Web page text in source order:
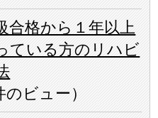
合格から１年以上
ている方のリハビ
のビュー）